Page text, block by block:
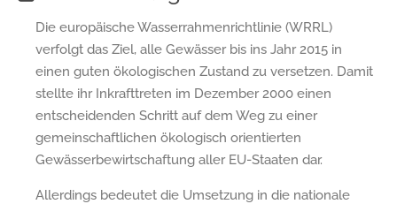
Die europäische Wasserrahmenrichtlinie (WRRL)
verfolgt das Ziel, alle Gewässer bis ins Jahr 2015 in
einen guten ökologischen Zustand zu versetzen. Damit
stellte ihr Inkrafttreten im Dezember 2000 einen
entscheidenden Schritt auf dem Weg zu einer
gemeinschaftlichen ökologisch orientierten
Gewässerbewirtschaftung aller EU-Staaten dar.
Allerdings bedeutet die Umsetzung in die nationale